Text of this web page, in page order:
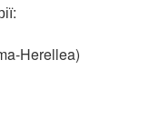
Herellea)